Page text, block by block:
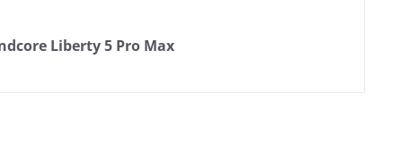
Liberty 5 Pro Max